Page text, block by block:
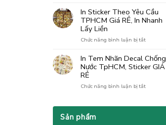
hologram
Chống
Hàng
Decal
Xi
Bạc,
Nhãn
Bạc
Theo
Yêu
Tại
In Sticker Theo Yêu Cầu
TPHCM Giá RẺ, In Nhanh
Lấy Liền
Chức năng bình luận bị tắtở
Sticker
Theo
Yêu
TPHCM
In Tem Nhãn Decal Chống
Nước TpHCM, Sticker GIÁ
RẺ
Chức năng bình luận bị tắtở
Sản phẩm